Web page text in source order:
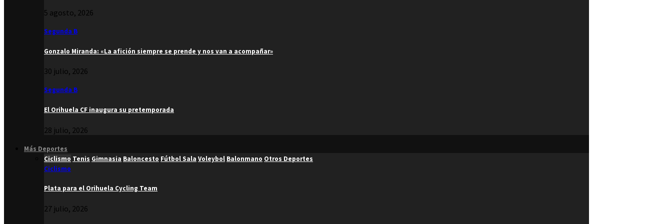
5 agosto, 2026
Segunda B
Gonzalo Miranda: «La afición siempre se prende y nos van a acompañar»
30 julio, 2026
Segunda B
El Orihuela CF inaugura su pretemporada
28 julio, 2026
Más Deportes
Ciclismo Tenis Gimnasia Baloncesto Fútbol Sala Voleybol Balonmano Otros Deportes
Ciclismo
Plata para el Orihuela Cycling Team
27 julio, 2026